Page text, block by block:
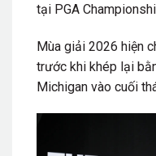
tại PGA
Mùa giải 2026 hiện
trước khi khép lại
Michigan vào cuối